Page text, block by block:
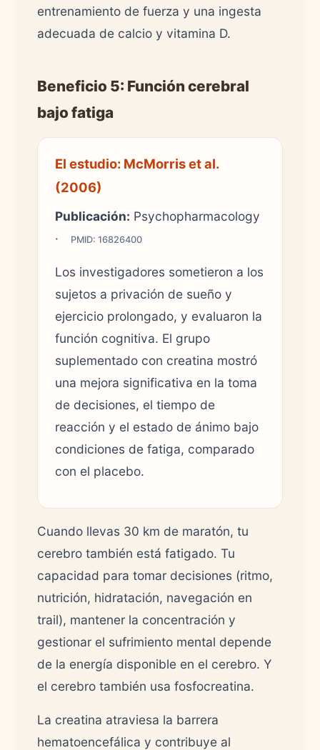
entrenamiento de fuerza y una ingesta
adecuada de calcio y vitamina D.
Beneficio 5: Función cerebral
bajo fatiga
El estudio: McMorris et al.
(2006)
Publicación: Psychopharmacology
·
PMID: 16826400
Los investigadores sometieron a los
sujetos a privación de sueño y
ejercicio prolongado, y evaluaron la
función cognitiva. El grupo
suplementado con creatina mostró
una mejora significativa en la toma
de decisiones, el tiempo de
reacción y el estado de ánimo bajo
condiciones de fatiga, comparado
con el placebo.
Cuando llevas 30 km de maratón, tu
cerebro también está fatigado. Tu
capacidad para tomar decisiones (ritmo,
nutrición, hidratación, navegación en
trail), mantener la concentración y
gestionar el sufrimiento mental depende
de la energía disponible en el cerebro. Y
el cerebro también usa fosfocreatina.
La creatina atraviesa la barrera
hematoencefálica y contribuye al